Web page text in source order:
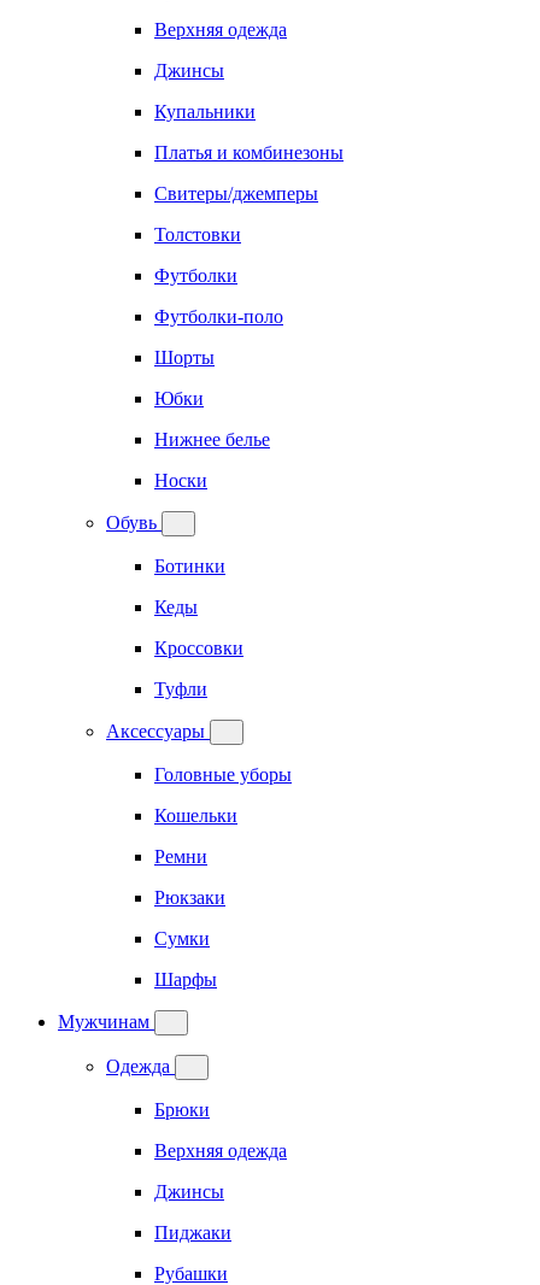
Верхняя одежда
Джинсы
Купальники
Платья и комбинезоны
Свитеры/джемперы
Толстовки
Футболки
Футболки-поло
Шорты
Юбки
Нижнее белье
Носки
Обувь
Ботинки
Кеды
Кроссовки
Туфли
Аксессуары
Головные уборы
Кошельки
Ремни
Рюкзаки
Сумки
Шарфы
Мужчинам
Одежда
Брюки
Верхняя одежда
Джинсы
Пиджаки
Рубашки